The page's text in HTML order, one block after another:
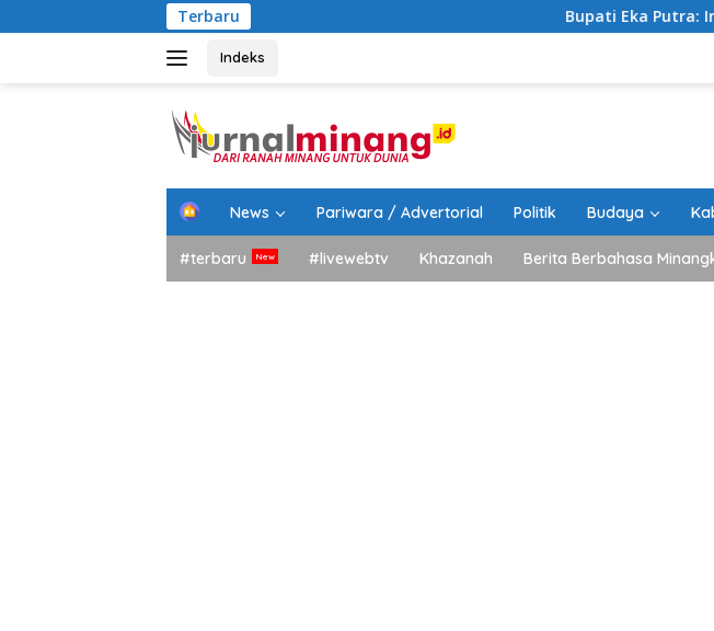
ke
Terbaru Bupati Eka Putra: Insya Allah
Indeks
H
m
e
News Pariwara / Advertorial Politik Budaya
#terbaru #livewebtv Khazanah Berita Berbahasa